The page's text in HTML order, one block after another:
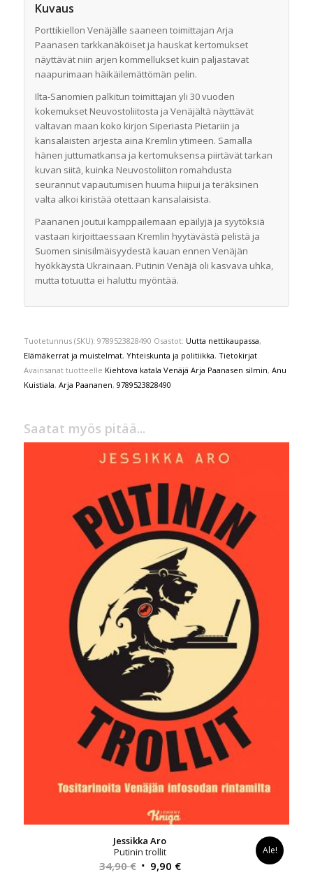
Kuvaus
Porttikiellon Venäjälle saaneen toimittajan Arja
Paanasen tarkkanäköiset ja hauskat kertomukset
näyttävät niin arjen kommellukset kuin paljastavat
naapurimaan häikäilemättömän pelin.
Ilta-Sanomien palkitun toimittajan yli 30 vuoden
kokemukset Neuvostoliitosta ja Venäjältä näyttävät
valtavan maan koko kirjon Siperiasta Pietariin ja
kansalaisten arjesta aina Kremlin ytimeen. Samalla
hänen juttumatkansa ja kertomuksensa piirtävät tarkan
kuvan siitä, kuinka Neuvostoliiton romahdusta
seurannut vapautumisen huuma hiipui ja teräksinen
valta alkoi kiristää otettaan kansalaisista.
Paananen joutui kamppailemaan epäilyjä ja syytöksiä
vastaan kirjoittaessaan Kremlin hyytävästä pelistä ja
Suomen sinisilmäisyydestä kauan ennen Venäjän
hyökkäystä Ukrainaan. Putinin Venäjä oli kasvava uhka,
mutta totuutta ei haluttu myöntää.
Tuotetunnus (SKU): 9789523828490 Osastot: Uutta nettikaupassa,
Elämäkerrat ja muistelmat, Yhteiskunta ja politiikka, Tietokirjat
Avainsanat tuotteelle Kiehtova katala Venäjä Arja Paanasen silmin, Anu
Kuistiala, Arja Paananen, 9789523828490
Saatat myös pitää...
Jessikka Aro
Putinin trollit
34,90€ Alkuperäinen
9,90 €Nykyinen
Ale!